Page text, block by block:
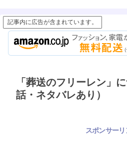
記事内に広告が含まれています。
「葬送のフリーレン」
話・ネタバレあり）
スポンサーリ